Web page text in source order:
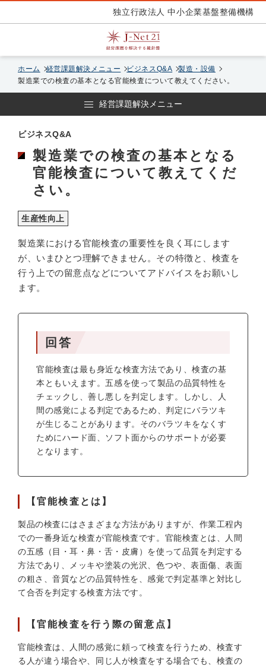
独立行政法人 中小企業基盤整備機構
ホーム 経営課題解決メニュー ビジネスQ&A
製造・設備
製造業での検査の基本となる官能検査について教えてください。
経営課題解決メニュー
ビジネスQ&A
製造業での検査の基本となる
官能検査について教えてくだ
さい。
生産性向上
製造業における官能検査の重要性を良く耳にします
が、いまひとつ理解できません。その特徴と、検査を
行う上での留意点などについてアドバイスをお願いし
ます。
回答
官能検査は最も身近な検査方法であり、検査の基
本ともいえます。五感を使って製品の品質特性を
チェックし、善し悪しを判定します。しかし、人
間の感覚による判定であるため、判定にバラツキ
が生じることがあります。そのバラツキをなくす
ためにハード面、ソフト面からのサポートが必要
となります。
【官能検査とは】
製品の検査にはさまざまな方法がありますが、作業工程内
での一番身近な検査が官能検査です。官能検査とは、人間
の五感（目・耳・鼻・舌・皮膚）を使って品質を判定する
方法であり、メッキや塗装の光沢、色つや、表面傷、表面
の粗さ、音質などの品質特性を、感覚で判定基準と対比し
て合否を判定する検査方法です。
【官能検査を行う際の留意点】
官能検査は、人間の感覚に頼って検査を行うため、検査す
る人が違う場合や、同じ人が検査をする場合でも、検査の